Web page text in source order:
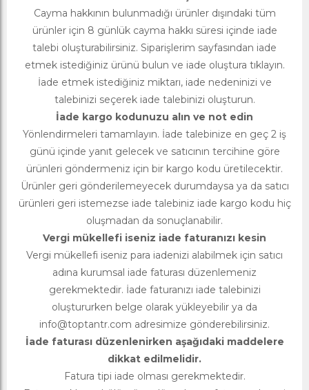
Cayma hakkının bulunmadığı ürünler dışındaki tüm
ürünler için 8 günlük cayma hakkı süresi içinde iade
talebi oluşturabilirsiniz. Siparişlerim sayfasından iade
etmek istediğiniz ürünü bulun ve iade oluştura tıklayın.
İade etmek istediğiniz miktarı, iade nedeninizi ve
talebinizi seçerek iade talebinizi oluşturun.
İade kargo kodunuzu alın ve not edin
Yönlendirmeleri tamamlayın. İade talebinize en geç 2 iş
günü içinde yanıt gelecek ve satıcının tercihine göre
ürünleri göndermeniz için bir kargo kodu üretilecektir.
Ürünler geri gönderilemeyecek durumdaysa ya da satıcı
ürünleri geri istemezse iade talebiniz iade kargo kodu hiç
oluşmadan da sonuçlanabilir.
Vergi mükellefi iseniz iade faturanızı kesin
Vergi mükellefi iseniz para iadenizi alabilmek için satıcı
adına kurumsal iade faturası düzenlemeniz
gerekmektedir. İade faturanızı iade talebinizi
oluştururken belge olarak yükleyebilir ya da
info@toptantr.com adresimize gönderebilirsiniz.
İade faturası düzenlenirken aşağıdaki maddelere
dikkat edilmelidir.
Fatura tipi iade olması gerekmektedir.